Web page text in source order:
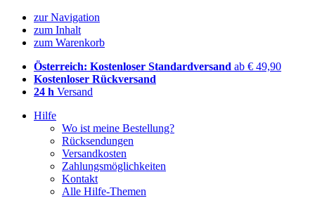
zur Navigation
zum Inhalt
zum Warenkorb
Österreich: Kostenloser Standardversand ab € 49,90
Kostenloser Rückversand
24 h Versand
Hilfe
Wo ist meine Bestellung?
Rücksendungen
Versandkosten
Zahlungsmöglichkeiten
Kontakt
Alle Hilfe-Themen